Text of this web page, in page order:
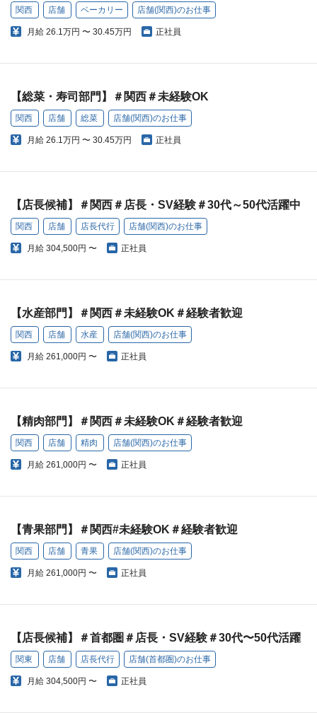
関西 店舗 ベーカリー 店舗(関西)のお仕事
月給 26.1万円 〜 30.45万円 正社員
【総菜・寿司部門】＃関西＃未経験OK
関西 店舗 総菜 店舗(関西)のお仕事
月給 26.1万円 〜 30.45万円 正社員
【店長候補】＃関西＃店長・SV経験＃30代～50代活躍中
関西 店舗 店長代行 店舗(関西)のお仕事
月給 304,500円 〜 正社員
【水産部門】＃関西＃未経験OK＃経験者歓迎
関西 店舗 水産 店舗(関西)のお仕事
月給 261,000円 〜 正社員
【精肉部門】＃関西＃未経験OK＃経験者歓迎
関西 店舗 精肉 店舗(関西)のお仕事
月給 261,000円 〜 正社員
【青果部門】＃関西#未経験OK＃経験者歓迎
関西 店舗 青果 店舗(関西)のお仕事
月給 261,000円 〜 正社員
【店長候補】＃首都圏＃店長・SV経験＃30代〜50代活躍
関東 店舗 店長代行 店舗(首都圏)のお仕事
月給 304,500円 〜 正社員